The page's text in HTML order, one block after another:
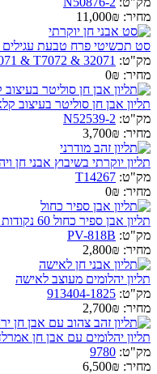
מחיר: 11,000₪
סט תכשיטי פרח טבעת עגילים
מק"ט: & T7072 & 32071
מחיר: 0₪
תליון אבן חן סוליטר בעיצוב
מק"ט: N52539-2
מחיר: 3,700₪
תליון יוקרתי בשיבוץ אבני חן
מק"ט: T14267
מחיר: 0₪
תליון אבן ספיר כחול 60 נקודות בצורת אובל עם שיבוץ יהלומים מסביב - "VENUS"
מק"ט: PV-818B
מחיר: 2,800₪
תליון יהלומים מעוצב לאישה
מק"ט: 913404-1825
מחיר: 2,700₪
תליון יהלומים עם אבן חן אמרלד
מק"ט: 9780
מחיר: 6,500₪